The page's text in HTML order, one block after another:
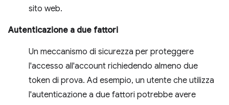
sito web.
Autenticazione a due fattori
Un meccanismo di sicurezza per proteggere
l'accesso all'account richiedendo almeno due
token di prova. Ad esempio, un utente che utilizza
l'autenticazione a due fattori potrebbe avere